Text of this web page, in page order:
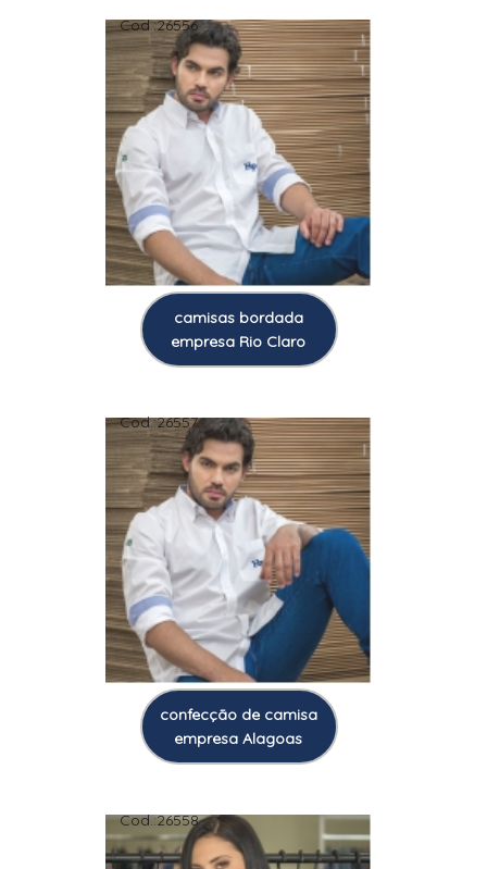
Cod.:26556
camisas bordada
empresa Rio Claro
Cod.:26557
confecção de camisa
empresa Alagoas
Cod.:26558